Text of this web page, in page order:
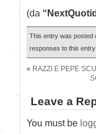
(da
This entry was posted
responses to this
« RAZZI E PEPE
Leave a
You must be